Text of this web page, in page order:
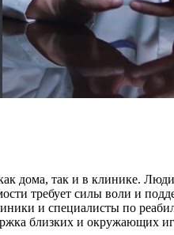
дома, так и в клинике.
требует силы воли и
и специалисты по
близких и окружающих